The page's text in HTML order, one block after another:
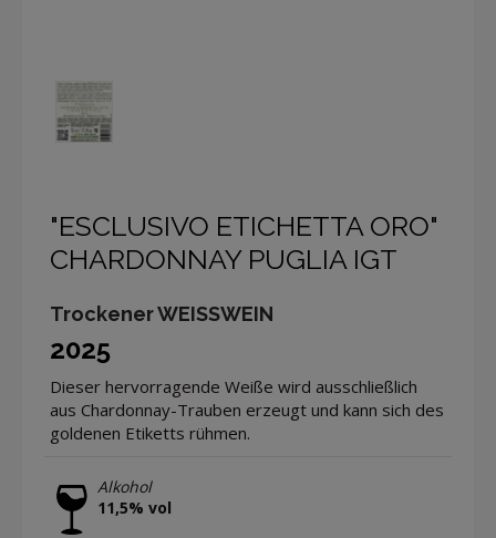
"ESCLUSIVO ETICHETTA ORO"
CHARDONNAY PUGLIA IGT
Trockener WEISSWEIN
2025
Dieser hervorragende Weiße wird ausschließlich
aus Chardonnay-Trauben erzeugt und kann sich des
goldenen Etiketts rühmen.
Alkohol
11,5% vol